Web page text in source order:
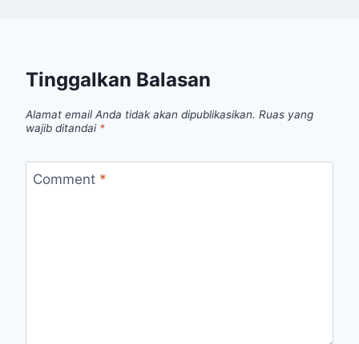
Tinggalkan Balasan
Alamat email Anda tidak akan dipublikasikan. Ruas yang
wajib ditandai *
Comment *